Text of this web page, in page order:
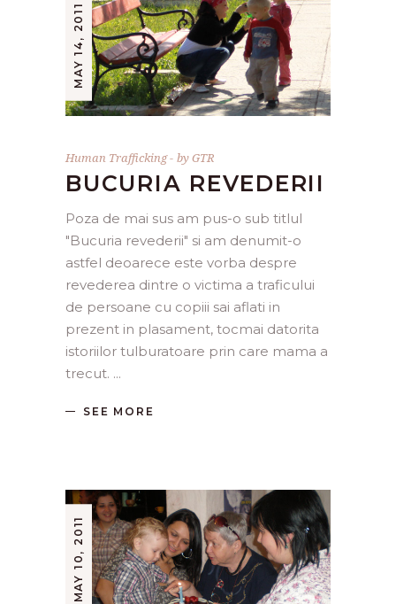
MAY 14, 2011
Human Trafficking byGTR
BUCURIA REVEDERII
Poza de mai sus am pus-o sub titlul
"Bucuria revederii" si am denumit-o
astfel deoarece este vorba despre
revederea dintre o victima a traficului
de persoane cu copiii sai aflati in
prezent in plasament, tocmai datorita
istoriilor tulburatoare prin care mama a
trecut.
SEE MORE
MAY 10, 2011